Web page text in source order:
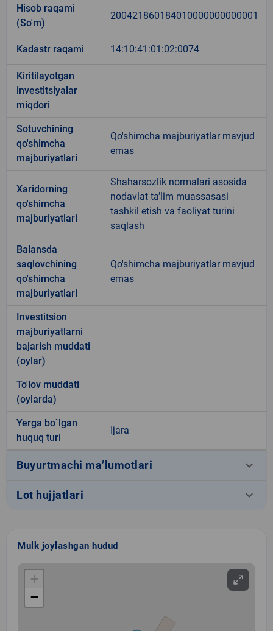
Hisob raqami
(So'm)
200421860184010000000000001
Kadastr raqami 14:10:41:01:02:0074
Kiritilayotgan
investitsiyalar
miqdori
Sotuvchining
qo'shimcha
majburiyatlari
Qo'shimcha majburiyatlar mavjud
emas
Xaridorning
qo'shimcha
majburiyatlari
Shaharsozlik normalari asosida
nodavlat ta’lim muassasasi
tashkil etish va faoliyat turini
saqlash
Balansda
saqlovchining
qo'shimcha
majburiyatlari
Qo'shimcha majburiyatlar mavjud
emas
Investitsion
majburiyatlarni
bajarish muddati
(oylar)
To'lov muddati
(oylarda)
Yerga bo`lgan
huquq turi
Ijara
Buyurtmachi ma’lumotlari keyboard_arrow_down
Lot hujjatlari keyboard_arrow_down
Mulk joylashgan hudud
+
−